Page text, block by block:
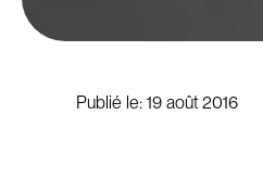
Publié le: 19 août 2016